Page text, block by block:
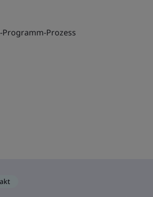
Programm-Prozess